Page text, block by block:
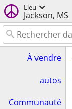
Lieu
Jackson, MS
À vendre
autos
Communauté